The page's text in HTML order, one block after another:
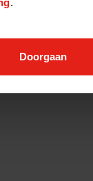
.
Doorgaan